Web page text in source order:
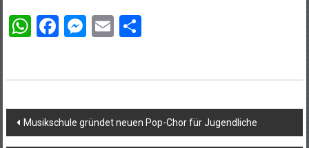
WhatsApp
Facebook
Messenger
EmailTeilen
Beitragsnavigation
Musikschule gründet neuen Pop-Chor für Jugendliche